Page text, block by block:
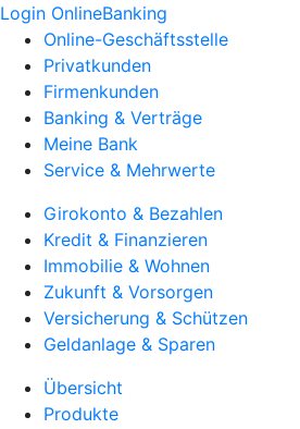
Login OnlineBanking
Online-Geschäftsstelle
Privatkunden
Firmenkunden
Banking & Verträge
Meine Bank
Service & Mehrwerte
Girokonto & Bezahlen
Kredit & Finanzieren
Immobilie & Wohnen
Zukunft & Vorsorgen
Versicherung & Schützen
Geldanlage & Sparen
Übersicht
Produkte